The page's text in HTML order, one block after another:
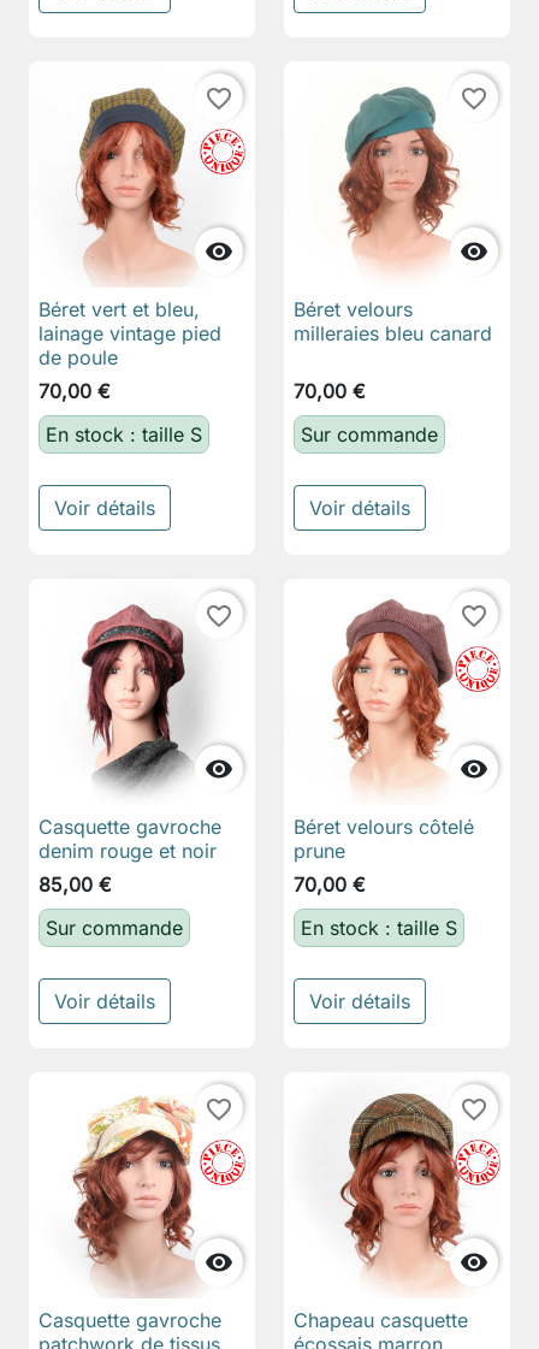

favorite_border
Béret vert et bleu,
lainage vintage pied
de poule
70,00 €
En stock : taille S
Voir détails

favorite_border
Béret velours
milleraies bleu canard
70,00 €
Sur commande
Voir détails

favorite_border
Casquette gavroche
denim rouge et noir
85,00 €
Sur commande
Voir détails

favorite_border
Béret velours côtelé
prune
70,00 €
En stock : taille S
Voir détails

favorite_border
Casquette gavroche

favorite_border
Chapeau casquette